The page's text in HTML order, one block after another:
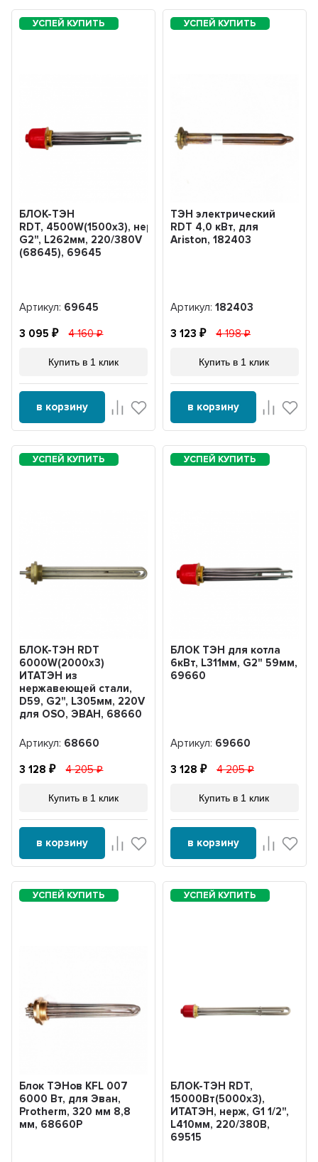
БЛОК-ТЭН
RDT, 4500W(1500х3), нерж,
G2", L262мм, 220/380V
(68645), 69645
Артикул: 69645
3 095 4 160
Купить в 1 клик
в корзину
ТЭН электрический
RDT 4,0 кВт, для
Ariston, 182403
Артикул: 182403
3 123 4 198
Купить в 1 клик
в корзину
БЛОК-ТЭН RDT
6000W(2000x3)
ИТАТЭН из
нержавеющей стали,
D59, G2", L305мм, 220V
для OSO, ЭВАН, 68660
Артикул: 68660
3 128 4 205
Купить в 1 клик
в корзину
БЛОК ТЭН для котла
6кВт, L311мм, G2" 59мм,
69660
Артикул: 69660
3 128 4 205
Купить в 1 клик
в корзину
Блок ТЭНов KFL 007
6000 Вт, для Эван,
Protherm, 320 мм 8,8
мм, 68660Р
БЛОК-ТЭН RDT,
15000Вт(5000x3),
ИТАТЭН, нерж, G1 1/2",
L410мм, 220/380В,
69515